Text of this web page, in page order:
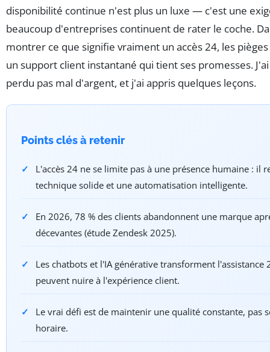
disponibilité continue n'est plus un luxe — c'est une
beaucoup d'entreprises continuent de rater le coche.
montrer ce que signifie vraiment un accès 24, les
un support client instantané qui tient ses promesses.
perdu pas mal d'argent, et j'ai appris quelques leçons.
Points clés à retenir
L'accès 24 ne se limite pas à une présence humaine : il
technique solide et une automatisation intelligente.
En 2026, 78 % des clients abandonnent une marque
décevantes (étude Zendesk 2025).
Les chatbots et l'IA générative transforment
peuvent nuire à l'expérience client.
Le vrai défi est de maintenir une qualité constante, pas
horaire.